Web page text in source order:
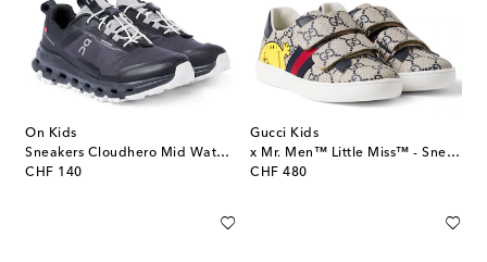
On Kids
Sneakers Cloudhero Mid Waterproof
CHF 140
original price
Gucci Kids
x Mr. Men™ Little Miss™ - Sneakers Ace in canvas GG
CHF 480
original price